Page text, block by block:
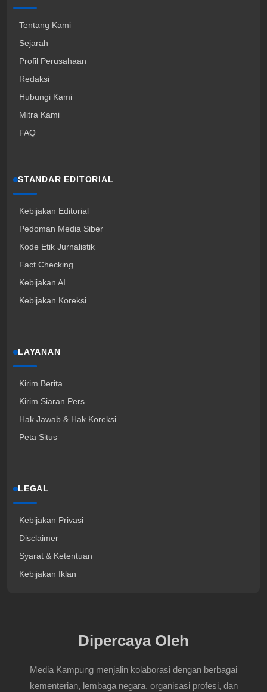
Tentang Kami
Sejarah
Profil Perusahaan
Redaksi
Hubungi Kami
Mitra Kami
FAQ
STANDAR EDITORIAL
Kebijakan Editorial
Pedoman Media Siber
Kode Etik Jurnalistik
Fact Checking
Kebijakan AI
Kebijakan Koreksi
LAYANAN
Kirim Berita
Kirim Siaran Pers
Hak Jawab & Hak Koreksi
Peta Situs
LEGAL
Kebijakan Privasi
Disclaimer
Syarat & Ketentuan
Kebijakan Iklan
Dipercaya Oleh
Media Kampung menjalin kolaborasi dengan berbagai
kementerian, lembaga negara, organisasi profesi, dan